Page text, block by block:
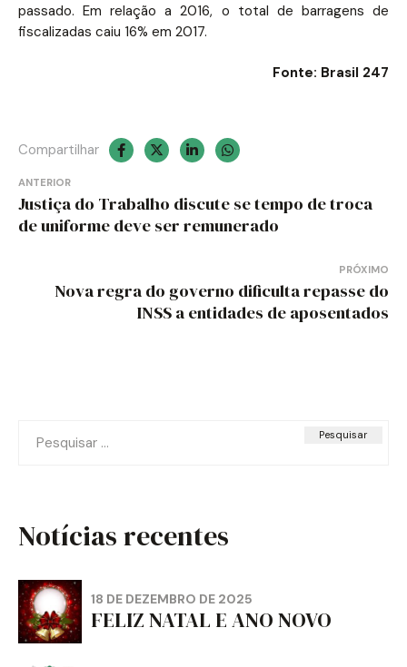
passado. Em relação a 2016, o total de barragens de
fiscalizadas caiu 16% em 2017.
Fonte: Brasil 247
Compartilhar
Navegação
de
ANTERIOR
Justiça do Trabalho discute se tempo de troca
de uniforme deve ser remunerado
PRÓXIMO
Nova regra do governo dificulta repasse do
INSS a entidades de aposentados
por:
Notícias recentes
18 DE DEZEMBRO DE 2025
FELIZ NATAL E ANO NOVO